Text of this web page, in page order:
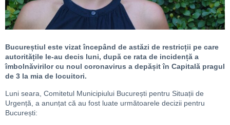
Bucureștiul este vizat începând de astăzi de restricții pe care
autoritățile le-au decis luni, după ce rata de incidență a
îmbolnăvirilor cu noul coronavirus a depășit în Capitală pragul
de 3 la mia de locuitori.
Luni seara, Comitetul Municipiului București pentru Situații de
Urgență, a anunțat că au fost luate următoarele decizii pentru
București: